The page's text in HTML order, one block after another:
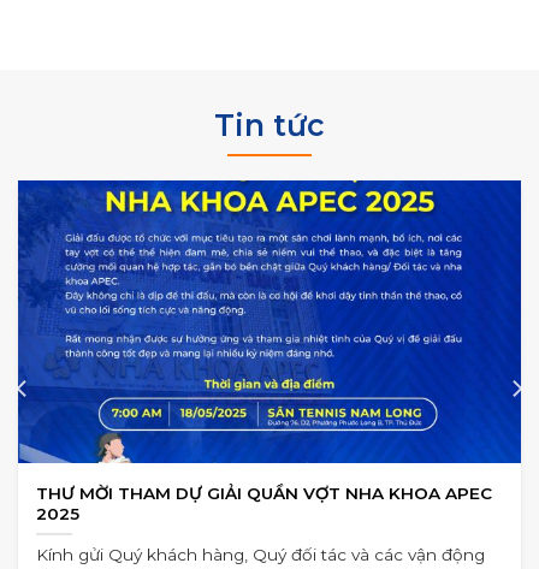
Tin tức
THƯ MỜI THAM DỰ GIẢI QUẦN VỢT NHA KHOA APEC
2025
Kính gửi Quý khách hàng, Quý đối tác và các vận động